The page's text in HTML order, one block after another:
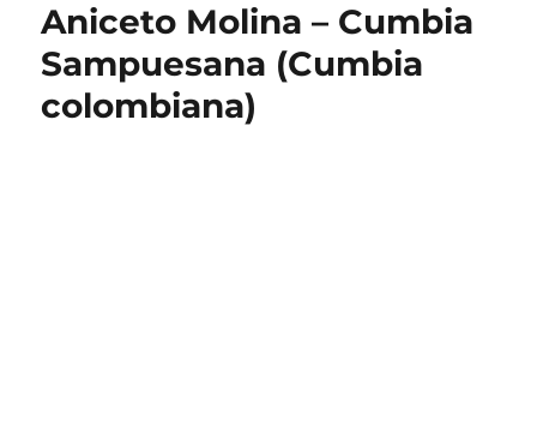
Aniceto Molina – Cumbia
Sampuesana (Cumbia
colombiana)